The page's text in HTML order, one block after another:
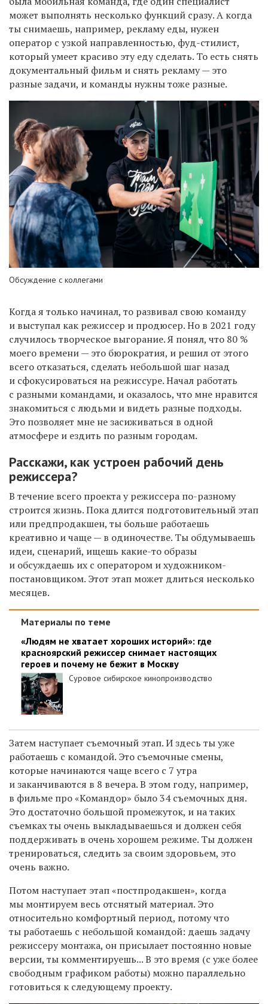
может выполнять несколько функций сразу. А когда
ты снимаешь, например, рекламу еды, нужен
оператор с узкой направленностью, фуд-стилист,
который умеет красиво эту еду сделать. То есть снять
документальный фильм и снять рекламу — это
разные задачи, и команды нужны тоже разные.
Обсуждение с коллегами
Когда я только начинал, то развивал свою команду
и выступал как режиссер и продюсер. Но в 2021 году
случилось творческое выгорание. Я понял, что 80 %
моего времени — это бюрократия, и решил от этого
всего отказаться, сделать небольшой шаг назад
и сфокусироваться на режиссуре. Начал работать
с разными командами, и оказалось, что мне нравится
знакомиться с людьми и видеть разные подходы.
Это позволяет мне не засиживаться в одной
атмосфере и ездить по разным городам.
Расскажи, как устроен рабочий день
режиссера?
В течение всего проекта у режиссера по-разному
строится жизнь. Пока длится подготовительный этап
или предпродакшен, ты больше работаешь
креативно и чаще— в одиночестве. Ты обдумываешь
идеи, сценарий, ищешь какие-то образы
и обсуждаешь их с оператором и художником-
постановщиком. Этот этап может длиться несколько
месяцев.
Материалы по теме
«Людям не хватает хороших историй»: где
красноярский режиссер снимает настоящих
героев и почему не бежит в Москву
Суровое сибирское кинопроизводство
Затем наступает съемочный этап. И здесь ты уже
работаешь с командой. Это съемочные смены,
которые начинаются чаще всего с 7 утра
и заканчиваются в 8 вечера. В этом году, например,
в фильме про «Командор» было 34 съемочных дня.
Это достаточно большой промежуток, и на таких
съемках ты очень выкладываешься и должен себя
поддерживать в очень хорошем режиме. Ты должен
тренироваться, следить за своим здоровьем, это
очень важно.
Потом наступает этап «постпродакшен», когда
мы монтируем весь отснятый материал. Это
относительно комфортный период, потому что
ты работаешь с небольшой командой: даешь задачу
режиссеру монтажа, он присылает постоянно новые
версии, ты комментируешь... В это время (с уже более
свободным графиком работы) можно параллельно
готовиться к следующему проекту.